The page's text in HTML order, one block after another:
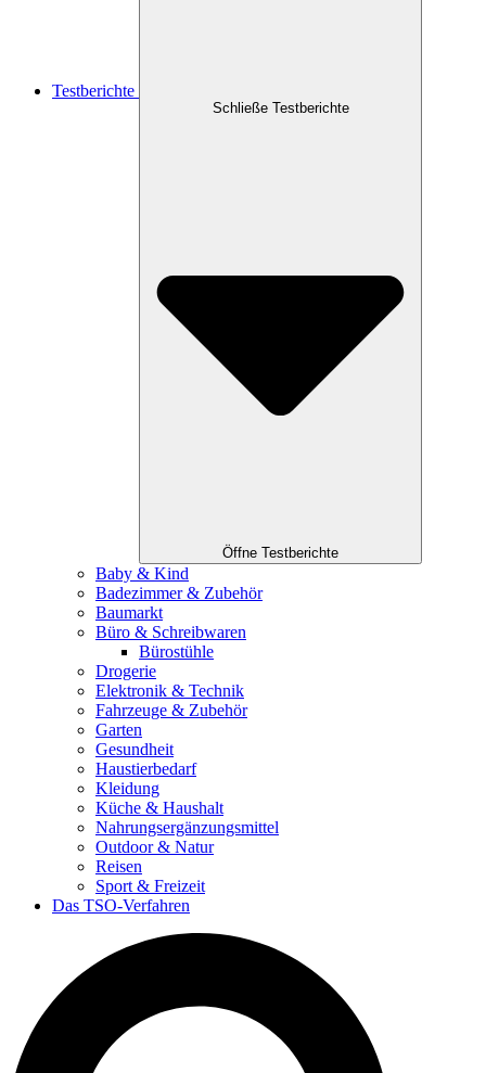
Testberichte
Schließe Testberichte
Öffne Testberichte
Baby & Kind
Badezimmer & Zubehör
Baumarkt
Büro & Schreibwaren
Bürostühle
Drogerie
Elektronik & Technik
Fahrzeuge & Zubehör
Garten
Gesundheit
Haustierbedarf
Kleidung
Küche & Haushalt
Nahrungsergänzungsmittel
Outdoor & Natur
Reisen
Sport & Freizeit
Das TSO-Verfahren